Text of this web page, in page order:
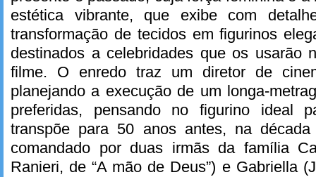
estética vibrante, que exibe com
transformação de tecidos em figurinos
destinados a celebridades que os usarão
filme. O enredo traz um diretor de
planejando a execução de um longa-
preferidas, pensando no figurino ideal
transpõe para 50 anos antes, na
comandado por duas irmãs da família
Ranieri, de “A mão de Deus”) e Gabriella